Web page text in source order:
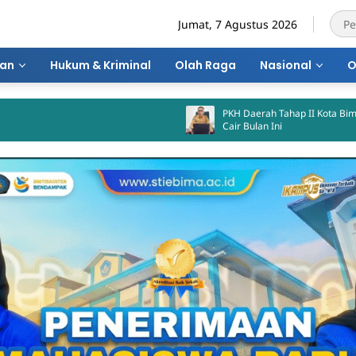
Jumat, 7 Agustus 2026
Hukum & Kriminal Olah Raga Nasional
PKH Daerah Tahap II Kota Bima Dijadwalkan
Cair Bulan Ini